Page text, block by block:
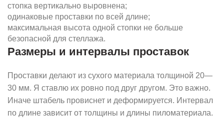
стопка вертикально выровнена;
одинаковые проставки по всей длине;
максимальная высота одной стопки не больше
безопасной для стеллажа.
Размеры и интервалы проставок
Проставки делают из сухого материала толщиной 20—
30 мм. Я ставлю их ровно под друг другом. Это важно.
Иначе штабель провиснет и деформируется. Интервал
по длине зависит от толщины и длины пиломатериала.